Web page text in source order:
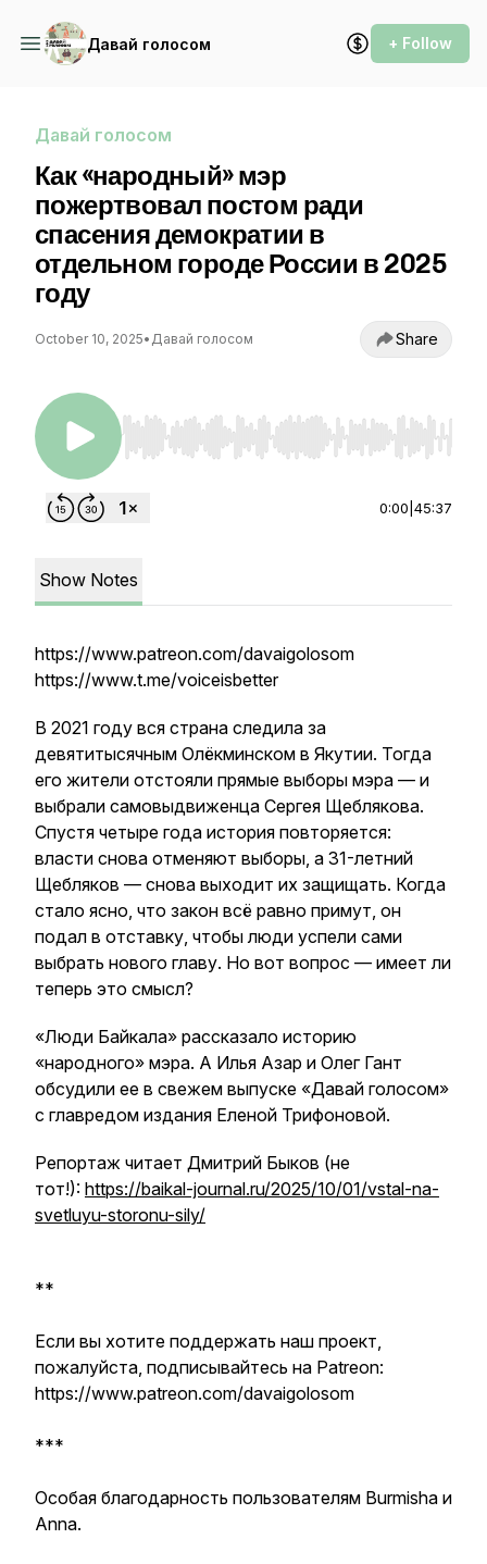
Давай голосом + Follow
Давай голосом
Как «народный» мэр
пожертвовал постом ради
спасения демократии в
отдельном городе России в 2025
году
October 10, 2025• Давай голосом Share
Use Left/Right to seek, Home/End to jump to
0:00 45:37
Show Notes
https://www.patreon.com/davaigolosom
https://www.t.me/voiceisbetter
В 2021 году вся страна следила за
девятитысячным Олёкминском в Якутии. Тогда
его жители отстояли прямые выборы мэра — и
выбрали самовыдвиженца Сергея Щеблякова.
Спустя четыре года история повторяется:
власти снова отменяют выборы, а 31-летний
Щебляков — снова выходит их защищать. Когда
стало ясно, что закон всё равно примут, он
подал в отставку, чтобы люди успели сами
выбрать нового главу. Но вот вопрос — имеет ли
теперь это смысл?
«Люди Байкала» рассказало историю
«народного» мэра. А Илья Азар и Олег Гант
обсудили ее в свежем выпуске «Давай голосом»
с главредом издания Еленой Трифоновой.
Репортаж читает Дмитрий Быков (не
тот!): https://baikal-journal.ru/2025/10/01/vstal-na-
svetluyu-storonu-sily/
**
Если вы хотите поддержать наш проект,
пожалуйста, подписывайтесь на Patreon:
https://www.patreon.com/davaigolosom
***
Особая благодарность пользователям Burmisha и
Аnna.